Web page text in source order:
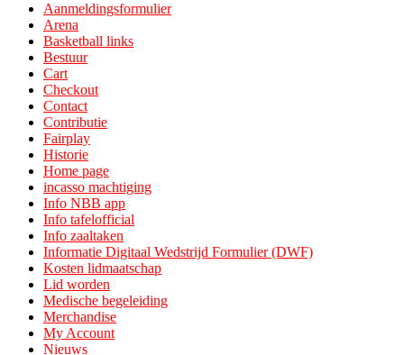
Aanmeldingsformulier
Arena
Basketball links
Bestuur
Cart
Checkout
Contact
Contributie
Fairplay
Historie
Home page
incasso machtiging
Info NBB app
Info tafelofficial
Info zaaltaken
Informatie Digitaal Wedstrijd Formulier (DWF)
Kosten lidmaatschap
Lid worden
Medische begeleiding
Merchandise
My Account
Nieuws